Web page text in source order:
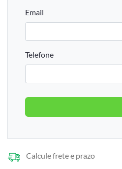
Email
Telefone
Calcule frete e prazo